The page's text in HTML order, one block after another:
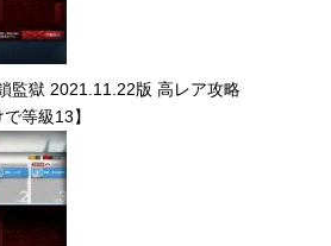
監獄 2021.11.22版 高レア攻略
等級13】